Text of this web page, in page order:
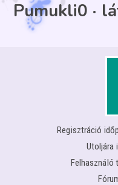
Pumukli0 ·
Regisztráció
Utoljára
Felhasználó